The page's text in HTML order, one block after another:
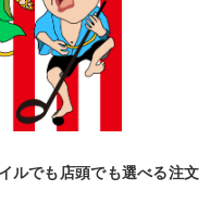
ルでも店頭でも選べる注文